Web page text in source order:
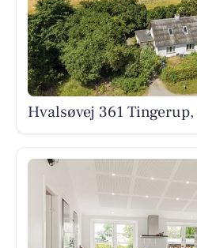
Hvalsøvej 361